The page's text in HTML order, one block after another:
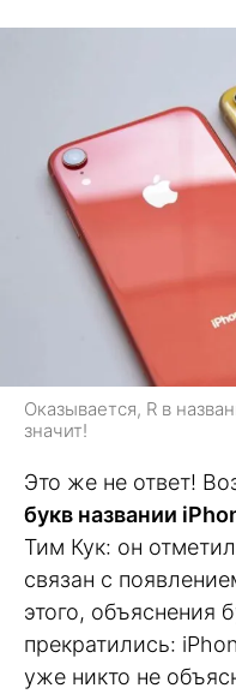
Оказывается, R в
значит!
Это же не ответ!
букв названии
Тим Кук: он
связан с
этого, объяснения
прекратились:
уже никто не